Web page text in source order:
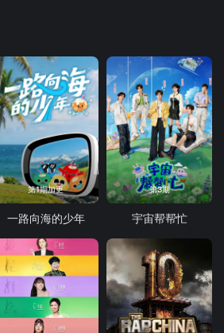
第1期加更
一路向海的少年
第3期
宇宙帮帮忙